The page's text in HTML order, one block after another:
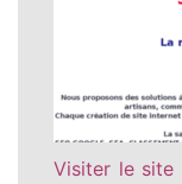
Visiter le site